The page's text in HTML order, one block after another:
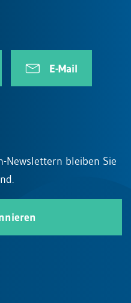
E-Mail
Newslettern bleiben Sie